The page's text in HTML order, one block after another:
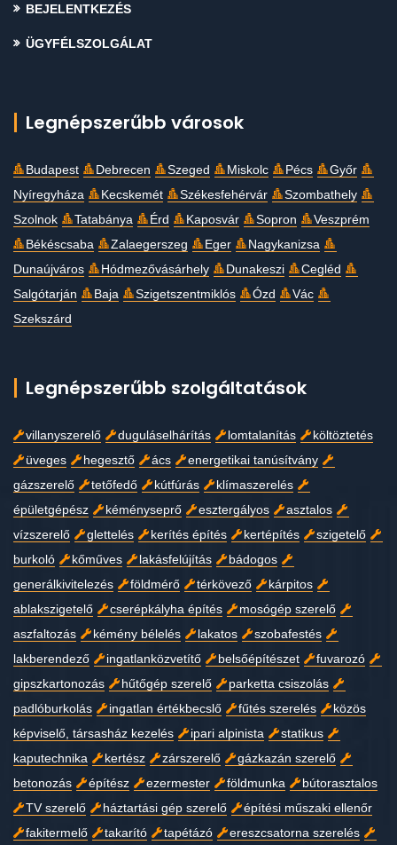
BEJELENTKEZÉS
ÜGYFÉLSZOLGÁLAT
Legnépszerűbb városok
Budapest Debrecen Szeged Miskolc Pécs
Győr
Nyíregyháza
Kecskemét Székesfehérvár
Szombathely
Szolnok
Tatabánya Érd Kaposvár Sopron
Veszprém
Békéscsaba
Zalaegerszeg Eger
Nagykanizsa
Dunaújváros
Hódmezővásárhely Dunakeszi
Cegléd
Salgótarján
Baja Szigetszentmiklós Ózd
Vác
Szekszárd
Legnépszerűbb szolgáltatások
villanyszerelő duguláselhárítás lomtalanítás
költöztetés
üveges
hegesztő ács
energetikai tanúsítvány
gázszerelő
tetőfedő kútfúrás
klímaszerelés
épületgépész
kéményseprő esztergályos
asztalos
vízszerelő
glettelés kerítés építés kertépítés
szigetelő
burkoló
kőműves lakásfelújítás
bádogos
generálkivitelezés
földmérő térkövező
kárpitos
ablakszigetelő
cserépkályha építés
mosógép szerelő
aszfaltozás
kémény bélelés lakatos
szobafestés
lakberendező
ingatlanközvetítő belsőépítészet
fuvarozó
gipszkartonozás
hűtőgép szerelő
parketta csiszolás
padlóburkolás
ingatlan értékbecslő fűtés szerelés
közös
képviselő, társasház kezelés
ipari alpinista
statikus
kaputechnika
kertész zárszerelő
gázkazán szerelő
betonozás
építész ezermester földmunka
bútorasztalos
TV szerelő
háztartási gép szerelő
építési műszaki ellenőr
fakitermelő
takarító tapétázó ereszcsatorna szerelés